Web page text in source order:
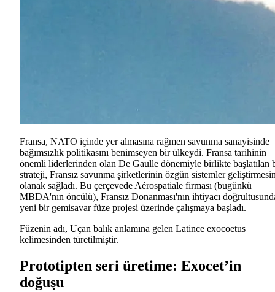
Fransa, NATO içinde yer almasına rağmen savunma sanayisinde
bağımsızlık politikasını benimseyen bir ülkeydi. Fransa tarihinin
önemli liderlerinden olan De Gaulle dönemiyle birlikte başlatılan
strateji, Fransız savunma şirketlerinin özgün sistemler
olanak sağladı. Bu çerçevede Aérospatiale firması (bugünkü
MBDA'nın öncülü), Fransız Donanması'nın ihtiyacı
yeni bir gemisavar füze projesi üzerinde çalışmaya başladı.
Füzenin adı, Uçan balık anlamına gelen Latince exocoetus
kelimesinden türetilmiştir.
Prototipten seri üretime: Exocet’in
doğuşu